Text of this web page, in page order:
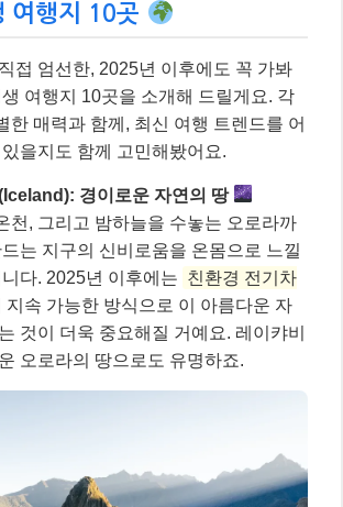
여행지 10곳
접 엄선한, 2025년 이후에도 꼭 가봐
여행지 10곳을 소개해 드릴게요. 각
한 매력과 함께, 최신 여행 트렌드를 어
을지도 함께 고민해봤어요.
경이로운 자연의 땅
천, 그리고 밤하늘을 수놓는 오로라까
는 지구의 신비로움을 온몸으로 느낄
다. 2025년 이후에는 친환경 전기차
지속 가능한 방식으로 이 아름다운 자
것이 더욱 중요해질 거예요. 레이캬비
오로라의 땅으로도 유명하죠.